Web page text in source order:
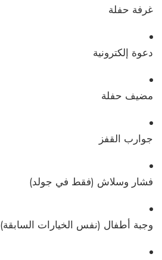
غرفة حفلة
دعوة إلكترونية
مضيف حفلة
جوارب القفز
فشار وسلاش (فقط في جولد)
وجبة أطفال (نفس الخيارات السابقة)